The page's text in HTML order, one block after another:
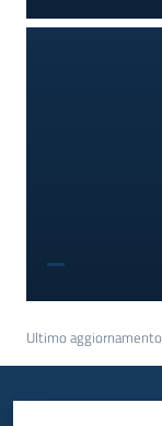
Ultimo aggiornamento